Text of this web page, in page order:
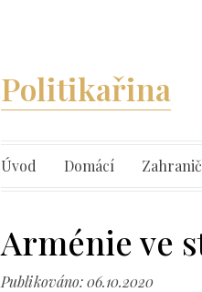
Politikařina
Úvod Domácí
Arménie ve
Publikováno: 06.10.2020